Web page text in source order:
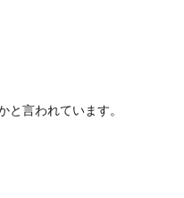
と言われています。